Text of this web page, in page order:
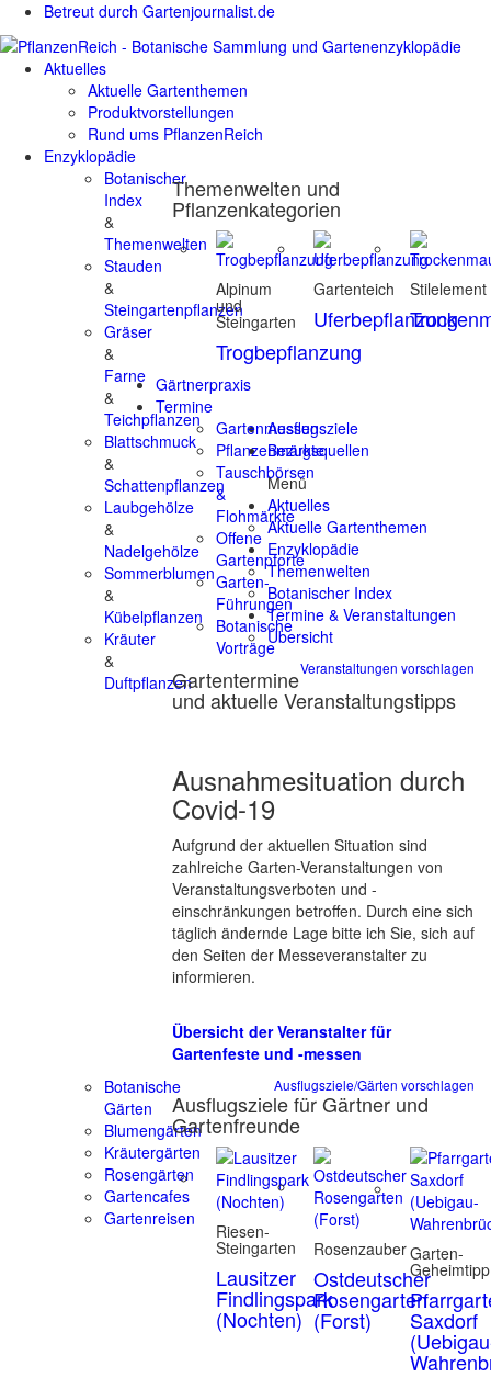
Betreut durch Gartenjournalist.de
Aktuelles
Aktuelle Gartenthemen
Produktvorstellungen
Rund ums PflanzenReich
Enzyklopädie
Botanischer
Index
&
Themenwelten
Stauden
&
Steingartenpflanzen
Gräser
&
Farne
&
Teichpflanzen
Blattschmuck
&
Schattenpflanzen
Laubgehölze
&
Nadelgehölze
Sommerblumen
&
Kübelpflanzen
Kräuter
&
Duftpflanzen
Themenwelten und
Pflanzenkategorien
Alpinum
und
Steingarten
Trogbepflanzung
Gartenteich
Uferbepflanzung
Stilelement
Gärtnerpraxis
Termine
Gartenmessen
Pflanzenmärkte
Tauschbörsen
&
Flohmärkte
Offene
Gartenpforte
Garten-
Führungen
Botanische
Vorträge
Veranstaltungen vorschlagen
Gartentermine
und aktuelle Veranstaltungstipps
Ausnahmesituation durch
Covid-19
Aufgrund der aktuellen Situation sind
zahlreiche Garten-Veranstaltungen von
Veranstaltungsverboten und -
einschränkungen betroffen. Durch eine sich
täglich ändernde Lage bitte ich Sie, sich auf
den Seiten der Messeveranstalter zu
informieren.
Übersicht der Veranstalter für
Gartenfeste und -messen
Ausflugsziele
Botanische
Gärten
Blumengärten
Kräutergärten
Rosengärten
Gartencafes
Gartenreisen
Ausflugsziele/Gärten vorschlagen
Ausflugsziele für Gärtner und
Gartenfreunde
Riesen-
Steingarten
Lausitzer
Findlingspark
(Nochten)
Rosenzauber
Ostdeutscher
Rosengarten
(Forst)
Garten-
Geheimtipp
Saxdorf
Bezugsquellen
Menü
Aktuelles
Aktuelle Gartenthemen
Enzyklopädie
Themenwelten
Botanischer Index
Termine & Veranstaltungen
Übersicht